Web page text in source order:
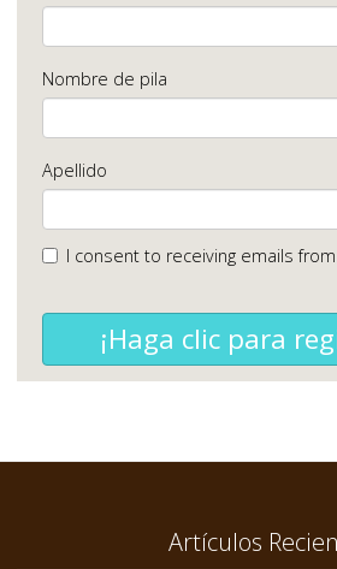
Nombre de pila
Apellido
I consent to receiving emails from
¡Haga clic para
Artículos